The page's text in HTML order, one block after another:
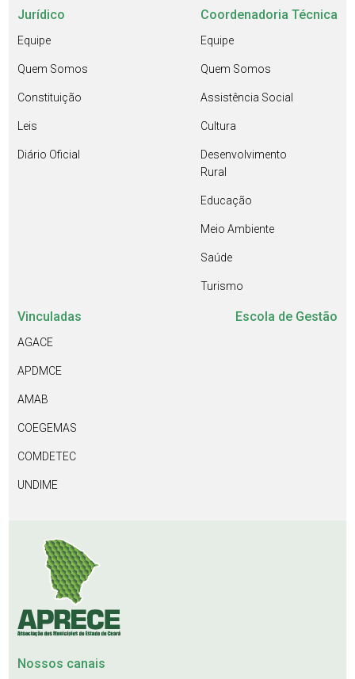
Jurídico
Equipe
Quem Somos
Constituição
Leis
Diário Oficial
Coordenadoria Técnica
Equipe
Quem Somos
Assistência Social
Cultura
Desenvolvimento
Rural
Educação
Meio Ambiente
Saúde
Turismo
Vinculadas
AGACE
APDMCE
AMAB
COEGEMAS
COMDETEC
UNDIME
Escola de Gestão
Nossos canais